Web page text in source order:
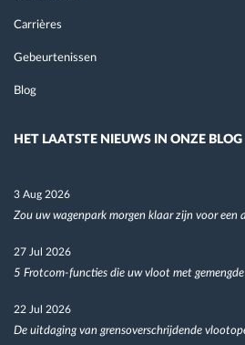
Carrières
Gebeurtenissen
Blog
HET LAATSTE NIEUWS IN ONZE BLOG
3 Aug 2026
Zou uw wagenpark morgen klaar zijn voor een
27 Jul 2026
5 Frotcom-functies die uw vloot met
22 Jul 2026
De uitdaging van grensoverschrijdende